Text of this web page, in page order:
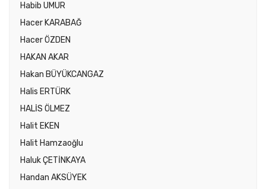
Habib UMUR
Hacer KARABAĞ
Hacer ÖZDEN
HAKAN AKAR
Hakan BÜYÜKCANGAZ
Halis ERTÜRK
HALİS ÖLMEZ
Halit EKEN
Halit Hamzaoğlu
Haluk ÇETİNKAYA
Handan AKSÜYEK